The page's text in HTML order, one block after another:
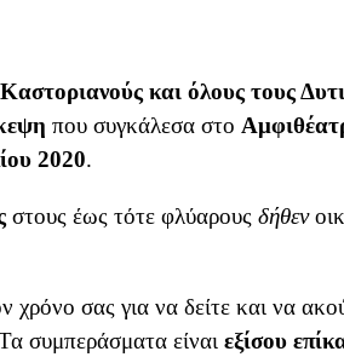
Καστοριανούς και όλους τους
που συγκάλεσα στο
2020.
στους έως τότε φλύαρους δήθεν
χρόνο σας για να δείτε και να
συμπεράσματα είναι εξίσου